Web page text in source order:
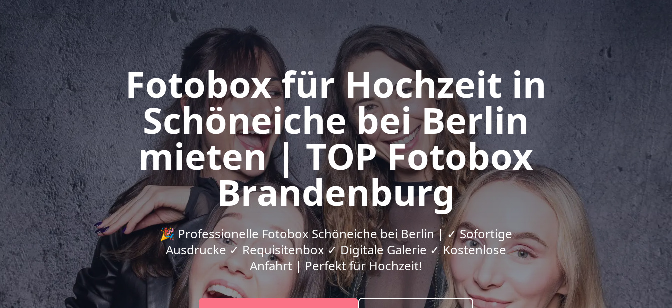
Fotobox für Hochzeit in
Schöneiche bei Berlin
mieten | TOP Fotobox
Brandenburg
🎉 Professionelle Fotobox Schöneiche bei Berlin | ✓ Sofortige
Ausdrucke ✓ Requisitenbox ✓ Digitale Galerie ✓ Kostenlose
Anfahrt | Perfekt für Hochzeit!